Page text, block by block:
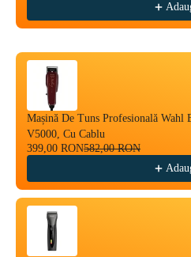
Mașină De Tuns Profesională
V5000, Cu Cablu
399,00 RON582,00 RON